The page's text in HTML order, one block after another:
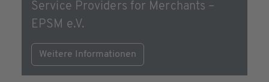
Service Providers for Merchants –
EPSM e.V.
Weitere Informationen